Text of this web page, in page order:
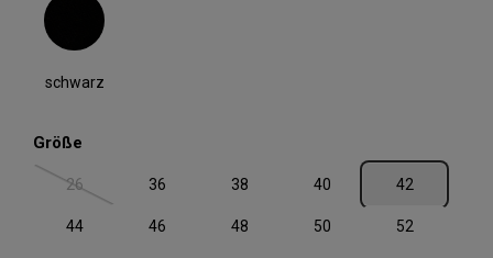
schwarz
schwarz
Größe
26(Diese Option ist zurzeit nicht verfügbar.)
36 38 40 42
44 46 48 50 52